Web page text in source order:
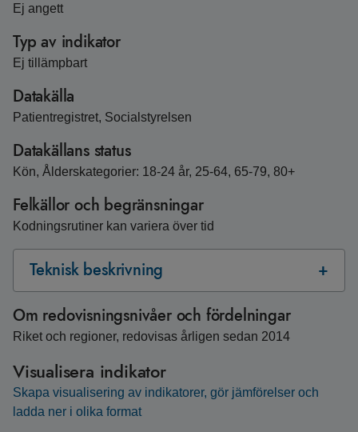
Ej angett
Typ av indikator
Ej tillämpbart
Datakälla
Patientregistret, Socialstyrelsen
Datakällans status
Kön, Ålderskategorier: 18-24 år, 25-64, 65-79, 80+
Felkällor och begränsningar
Kodningsrutiner kan variera över tid
Teknisk beskrivning
Om redovisningsnivåer och fördelningar
Riket och regioner, redovisas årligen sedan 2014
Visualisera indikator
Skapa visualisering av indikatorer, gör jämförelser och
ladda ner i olika format